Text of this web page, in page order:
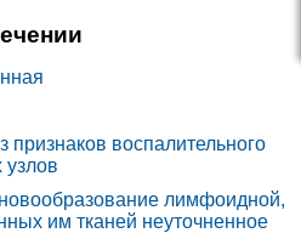
признаков воспалительного
узлов
лимфоидной,
им тканей неуточненное